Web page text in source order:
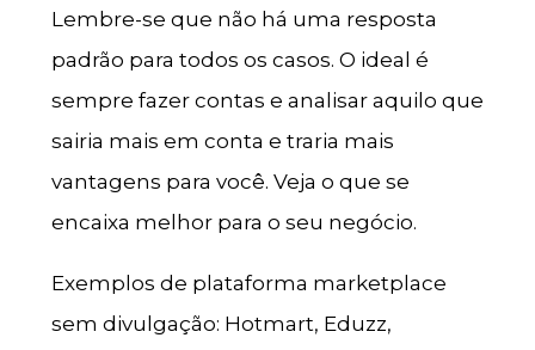
Lembre-se que não há uma resposta
padrão para todos os casos. O ideal é
sempre fazer contas e analisar aquilo que
sairia mais em conta e traria mais
vantagens para você. Veja o que se
encaixa melhor para o seu negócio.
Exemplos de plataforma marketplace
sem divulgação: Hotmart, Eduzz,